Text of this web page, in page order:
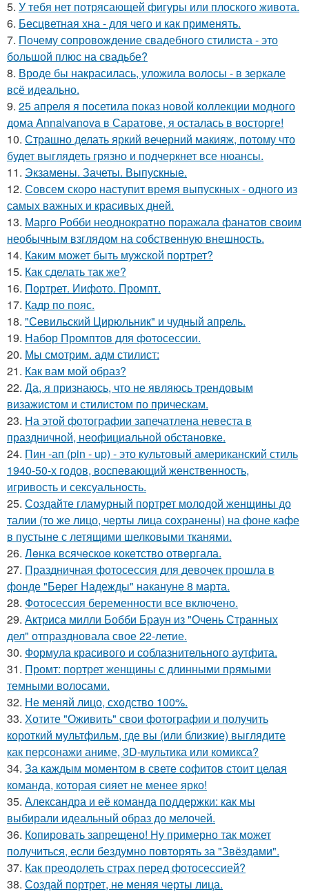
5. У тебя нет потрясающей фигуры или плоского живота.
6. Бесцветная хна - для чего и как применять.
7. Почему сопровождение свадебного стилиста - это
большой плюс на свадьбе?
8. Вроде бы накрасилась, уложила волосы - в зеркале
всё идеально.
9. 25 апреля я посетила показ новой коллекции модного
дома Annaivanova в Саратове, я осталась в восторге!
10. Страшно делать яркий вечерний макияж, потому что
будет выглядеть грязно и подчеркнет все нюансы.
11. Экзамены. Зачеты. Выпускные.
12. Совсем скоро наступит время выпускных - одного из
самых важных и красивых дней.
13. Марго Робби неоднократно поражала фанатов своим
необычным взглядом на собственную внешность.
14. Каким может быть мужской портрет?
15. Как сделать так же?
16. Портрет. Иифото. Промпт.
17. Кадр по пояс.
18. "Севильский Цирюльник" и чудный апрель.
19. Набор Промптов для фотосессии.
20. Мы смотрим. адм стилист:
21. Как вам мой образ?
22. Да, я признаюсь, что не являюсь трендовым
визажистом и стилистом по прическам.
23. На этой фотографии запечатлена невеста в
праздничной, неофициальной обстановке.
24. Пин -ап (pin - up) - это культовый американский стиль
1940-50-х годов, воспевающий женственность,
игривость и сексуальность.
25. Создайте гламурный портрет молодой женщины до
талии (то же лицо, черты лица сохранены) на фоне кафе
в пустыне с летящими шелковыми тканями.
26. Лeнка всячeскоe кокeтство отвeргала.
27. Праздничная фотосессия для девочек прошла в
фонде "Берег Надежды" накануне 8 марта.
28. Фотосессия беременности все включено.
29. Актриса милли Бобби Браун из "Очень Странных
дел" отпраздновала свое 22-летие.
30. Формула красивого и соблазнительного аутфита.
31. Промт: портрет женщины с длинными прямыми
темными волосами.
32. Не меняй лицо, сходство 100%.
33. Хотите "Оживить" свои фотографии и получить
короткий мультфильм, где вы (или близкие) выглядите
как персонажи аниме, 3D-мультика или комикса?
34. За каждым моментом в свете софитов стоит целая
команда, которая сияет не менее ярко!
35. Александра и её команда поддержки: как мы
выбирали идеальный образ до мелочей.
36. Копировать запрещено! Ну примерно так может
получиться, если бездумно повторять за "Звёздами".
37. Как преодолеть страх перед фотосессией?
38. Создай портрет, не меняя черты лица.